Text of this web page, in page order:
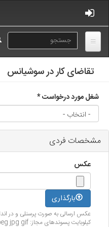
فرم
جستجو
جستجو
تقاضای کار در سوشیانس
شغل مورد درخواست*
مشخصات فردی
عکس
بارگذاری
کیلوبایت پسوندهای مجاز: png jpeg jpg gif